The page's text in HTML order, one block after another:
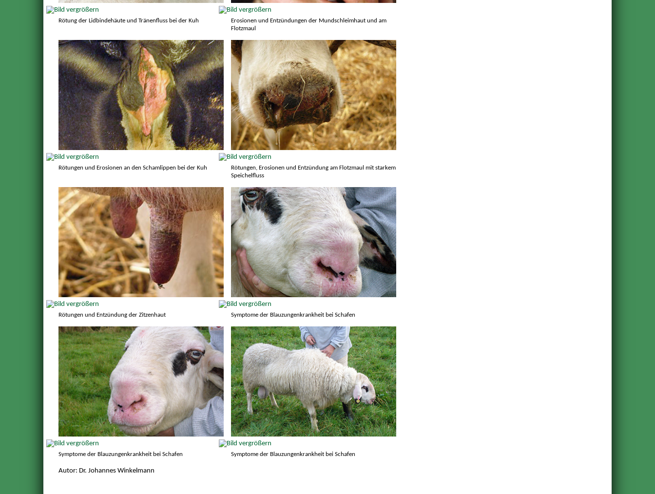
Rötung der Lidbindehäute und Tränenfluss bei der Kuh
Erosionen und Entzündungen der Mundschleimhaut und am
Flotzmaul
Rötungen und Erosionen an den Schamlippen bei der Kuh
Rötungen, Erosionen und Entzündung am Flotzmaul mit starkem
Speichelfluss
Rötungen und Entzündung der Zitzenhaut Symptome der Blauzungenkrankheit bei Schafen
Symptome der Blauzungenkrankheit bei Schafen Symptome der Blauzungenkrankheit bei Schafen
Autor: Dr. Johannes Winkelmann